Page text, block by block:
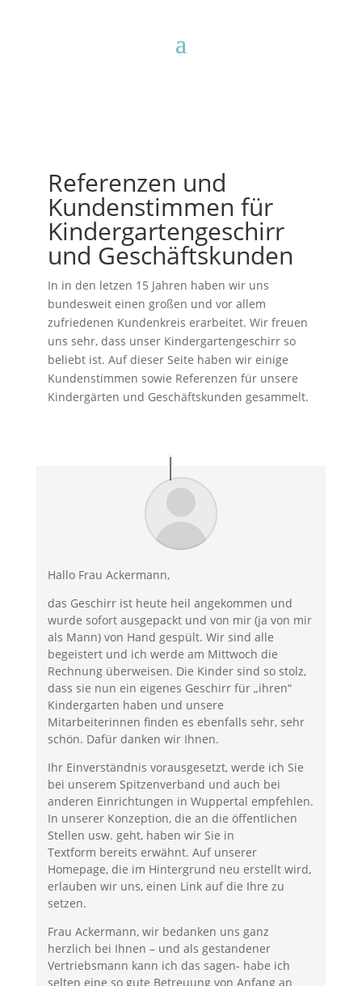
Referenzen und
Kundenstimmen für
Kindergartengeschirr
und Geschäftskunden
In in den letzen 15 Jahren haben wir uns
bundesweit einen großen und vor allem
zufriedenen Kundenkreis erarbeitet. Wir freuen
uns sehr, dass unser Kindergartengeschirr so
beliebt ist. Auf dieser Seite haben wir einige
Kundenstimmen sowie Referenzen für unsere
Kindergärten und Geschäftskunden gesammelt.
Hallo Frau Ackermann,
das Geschirr ist heute heil angekommen und
wurde sofort ausgepackt und von mir (ja von mir
als Mann) von Hand gespült. Wir sind alle
begeistert und ich werde am Mittwoch die
Rechnung überweisen. Die Kinder sind so stolz,
dass sie nun ein eigenes Geschirr für „ihren“
Kindergarten haben und unsere
Mitarbeiterinnen finden es ebenfalls sehr, sehr
schön. Dafür danken wir Ihnen.
Ihr Einverständnis vorausgesetzt, werde ich Sie
bei unserem Spitzenverband und auch bei
anderen Einrichtungen in Wuppertal empfehlen.
In unserer Konzeption, die an die öffentlichen
Stellen usw. geht, haben wir Sie in
Textform bereits erwähnt. Auf unserer
Homepage, die im Hintergrund neu erstellt wird,
erlauben wir uns, einen Link auf die Ihre zu
setzen.
Frau Ackermann, wir bedanken uns ganz
herzlich bei Ihnen – und als gestandener
Vertriebsmann kann ich das sagen- habe ich
selten eine so gute Betreuung von Anfang an